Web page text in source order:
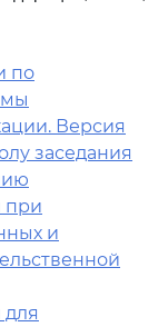
по
Версия
заседания
при
и